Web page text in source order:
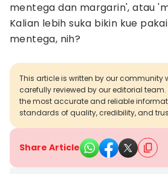
mentega dan margarin', atau
Kalian lebih suka bikin kue
mentega, nih?
This article is written by our community
carefully reviewed by our editorial team.
the most accurate and reliable
standards of quality, credibility, and
Share Article